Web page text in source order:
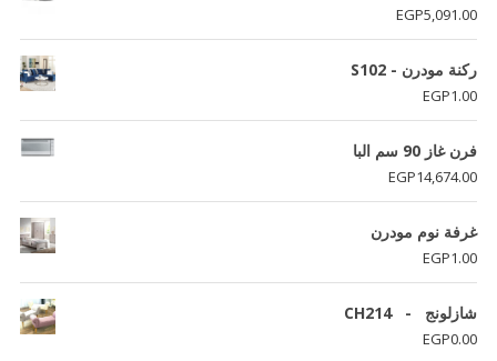
EGP5,091.00
ركنة مودرن - S102
EGP1.00
فرن غاز 90 سم البا
EGP14,674.00
غرفة نوم مودرن
EGP1.00
شازلونج - CH214
EGP0.00